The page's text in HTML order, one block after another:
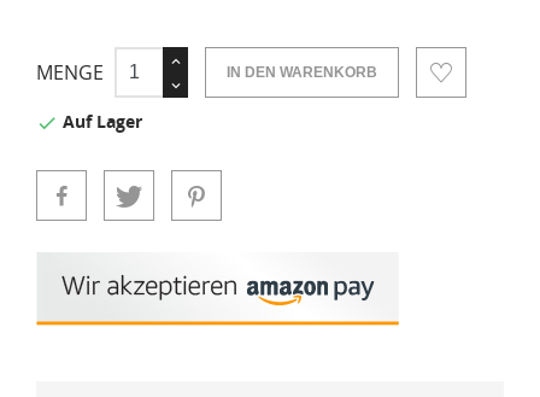
MENGE IN DEN WARENKORB
 Auf Lager